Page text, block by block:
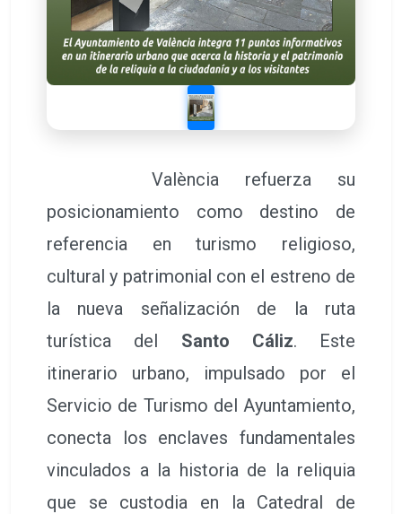
València refuerza su
posicionamiento como destino de
referencia en turismo religioso,
cultural y patrimonial con el estreno de
la nueva señalización de la ruta
turística del Santo Cáliz. Este
itinerario urbano, impulsado por el
Servicio de Turismo del Ayuntamiento,
conecta los enclaves fundamentales
vinculados a la historia de la reliquia
que se custodia en la Catedral de